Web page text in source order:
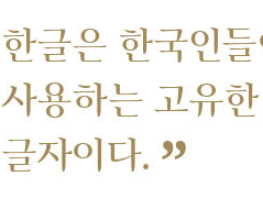
한글은 한국인들
사용하는 고유한
글자이다. ”